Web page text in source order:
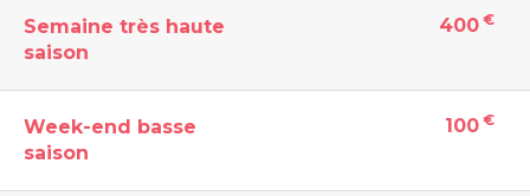
Semaine très haute
saison
400 €
Week-end basse
saison
100 €